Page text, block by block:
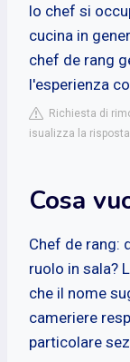
lo chef si
cucina in
chef de rang
l'esperienza
Richiesta di
isualizza la
Cosa
Chef de rang:
ruolo in sala?
che il nome
cameriere
particolare